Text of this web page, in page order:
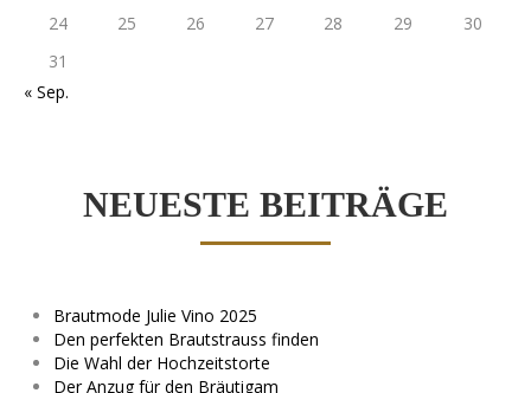
24
25 26 27 28 29
30
31
« Sep.
NEUESTE BEITRÄGE
Brautmode Julie Vino 2025
Den perfekten Brautstrauss finden
Die Wahl der Hochzeitstorte
Der Anzug für den Bräutigam